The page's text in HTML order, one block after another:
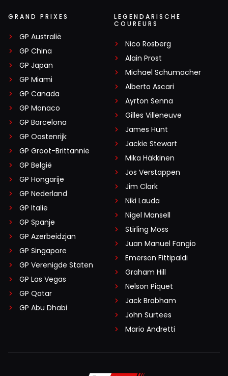
GRAND PRIXES
GP Australië
GP China
GP Japan
GP Miami
GP Canada
GP Monaco
GP Barcelona
GP Oostenrijk
GP Groot-Brittannië
GP België
GP Hongarije
GP Nederland
GP Italië
GP Spanje
GP Azerbeidzjan
GP Singapore
GP Verenigde Staten
GP Las Vegas
GP Qatar
GP Abu Dhabi
LEGENDARISCHE
COUREURS
Nico Rosberg
Alain Prost
Michael Schumacher
Alberto Ascari
Ayrton Senna
Gilles Villeneuve
James Hunt
Jackie Stewart
Mika Häkkinen
Jos Verstappen
Jim Clark
Niki Lauda
Nigel Mansell
Stirling Moss
Juan Manuel Fangio
Emerson Fittipaldi
Graham Hill
Nelson Piquet
Jack Brabham
John Surtees
Mario Andretti